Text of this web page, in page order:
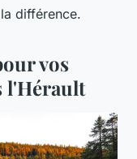
différence.
vos
l'Hérault